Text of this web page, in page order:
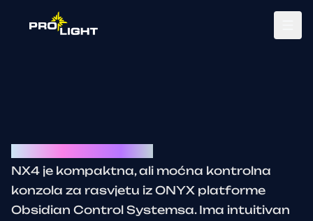
NX4 je kompaktna, ali moćna kontrolna
konzola za rasvjetu iz ONYX platforme
Obsidian Control Systemsa. Ima intuitivan